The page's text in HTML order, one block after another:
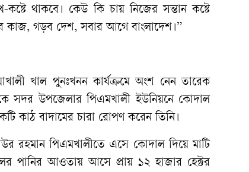
থাকবে। কেউ কি চায় নিজের সন্তান কষ্টে
গড়ব দেশ, সবার আগে বাংলাদেশ।”
খাল পুনঃখনন কার্যক্রমে অংশ নেন তারেক
সদর উপজেলার পিএমখালী ইউনিয়নে কোদাল
কাঠ বাদামের চারা রোপণ করেন তিনি।
রহমান পিএমখালীতে এসে কোদাল দিয়ে মাটি
পানির আওতায় আসে প্রায় ১২ হাজার হেক্টর